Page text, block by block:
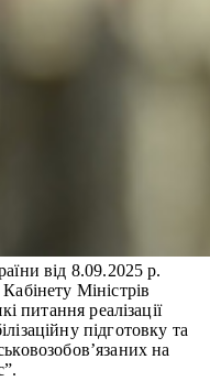
від 8.09.2025 р.
Міністрів
питання реалізації
підготовку та
на